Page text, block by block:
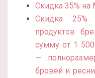
Скидка 35% на
Скидка
продуктов
сумму от 1
—
бровей и